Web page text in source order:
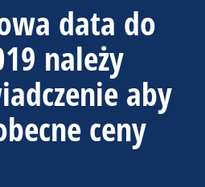
data do
należy
aby
ceny